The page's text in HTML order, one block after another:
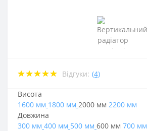
Відгуки: (4)
Висота
1600 мм 1800 мм 2000 мм 2200 мм
Довжина
300 мм 400 мм 500 мм 600 мм 700 мм